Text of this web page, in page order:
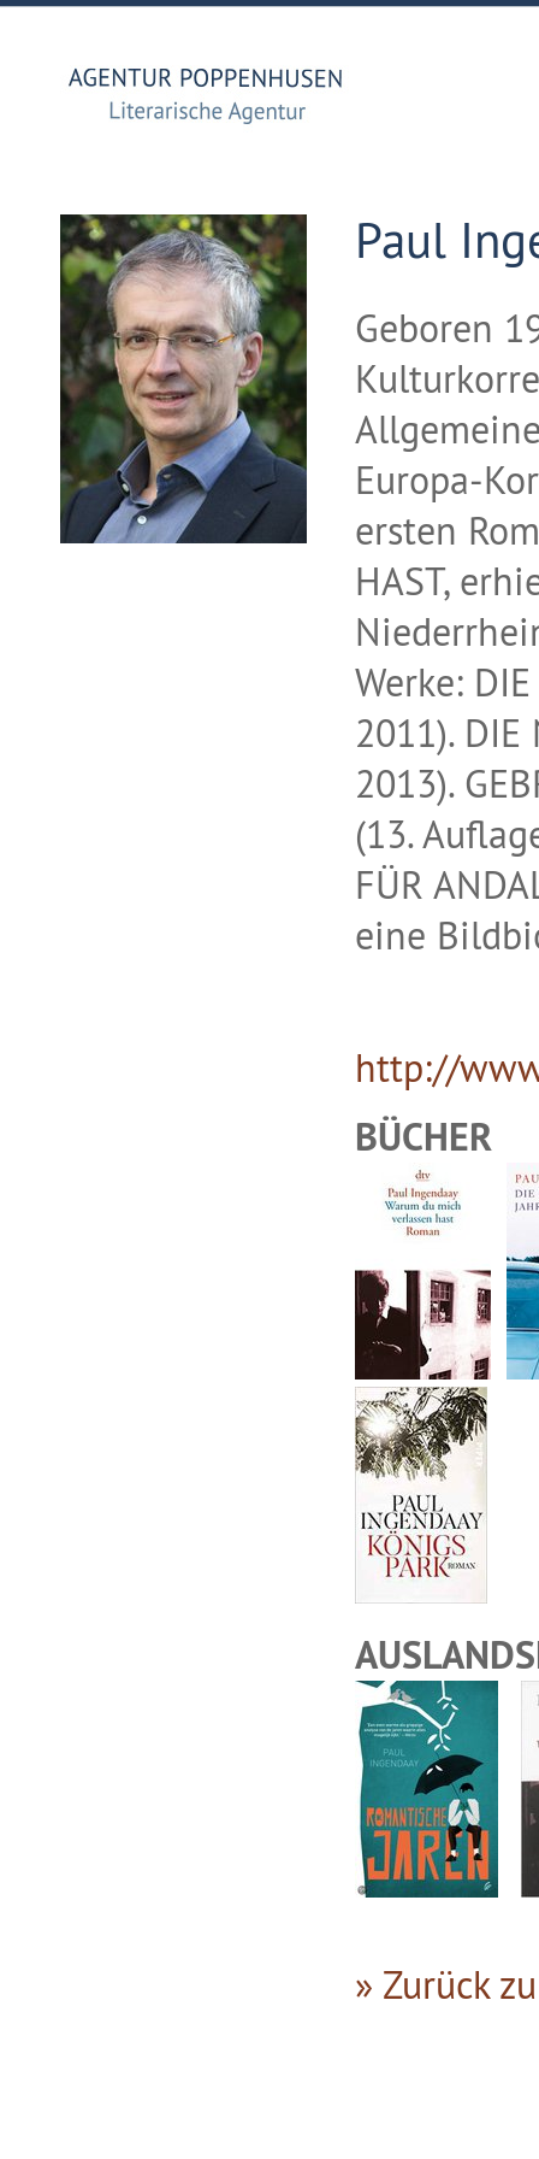
Paul
Geboren
Europa-
ersten
HAST,
Werke:
2011). DIE
2013).
(13.
FÜR
eine
http://
BÜCHER
» Zurück